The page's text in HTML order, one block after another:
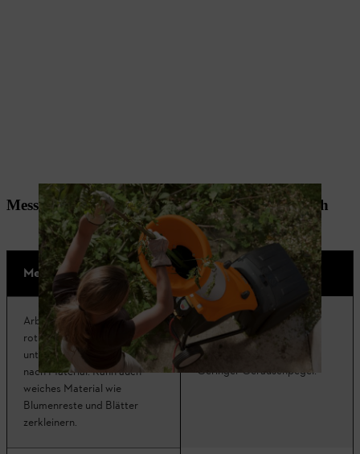
Messerhäcksler und Walzenhäcksler im Vergleich
Messerhäcksler Walzenhäcksler
Arbeitet mit schnell
rotierenden und
unterschiedlichen Klingen, je
nach Material. Kann auch
weiches Material wie
Blumenreste und Blätter
zerkleinern.
Geringer Geräuschpegel.